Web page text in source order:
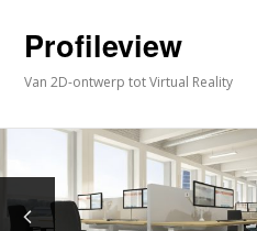
Profileview
Van 2D-ontwerp tot Virtual Reality